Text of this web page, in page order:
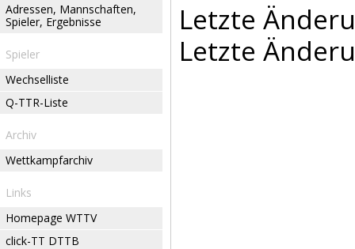
Adressen, Mannschaften,
Spieler, Ergebnisse
Spieler
Wechselliste
Q-TTR-Liste
Archiv
Wettkampfarchiv
Links
Homepage WTTV
click-TT DTTB
Letzte
Letzte